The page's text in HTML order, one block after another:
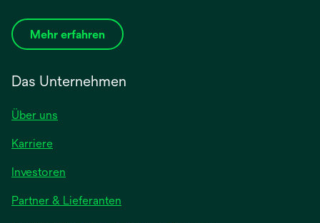
Mehr erfahren
Das Unternehmen
Über uns
Karriere
Investoren
einer
Partner & Lieferanten